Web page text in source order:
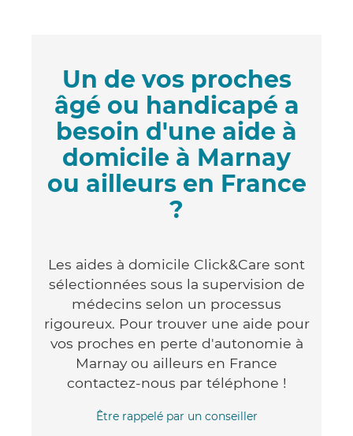
Un de vos proches
âgé ou handicapé a
besoin d'une aide à
domicile à Marnay
ou ailleurs en France
?
Les aides à domicile Click&Care sont
sélectionnées sous la supervision de
médecins selon un processus
rigoureux. Pour trouver une aide pour
vos proches en perte d'autonomie à
Marnay ou ailleurs en France
contactez-nous par téléphone !
Être rappelé par un conseiller